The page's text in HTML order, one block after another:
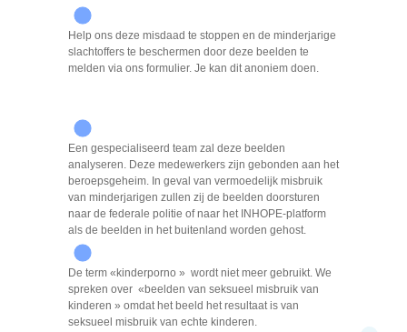
Help ons deze misdaad te stoppen en de minderjarige
slachtoffers te beschermen door deze beelden te
melden via ons formulier. Je kan dit anoniem doen.
Een gespecialiseerd team zal deze beelden
analyseren. Deze medewerkers zijn gebonden aan het
beroepsgeheim. In geval van vermoedelijk misbruik
van minderjarigen zullen zij de beelden doorsturen
naar de federale politie of naar het INHOPE-platform
als de beelden in het buitenland worden gehost.
De term «kinderporno » wordt niet meer gebruikt. We
spreken over «beelden van seksueel misbruik van
kinderen » omdat het beeld het resultaat is van
seksueel misbruik van echte kinderen.